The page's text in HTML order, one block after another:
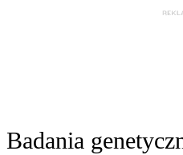
Badania